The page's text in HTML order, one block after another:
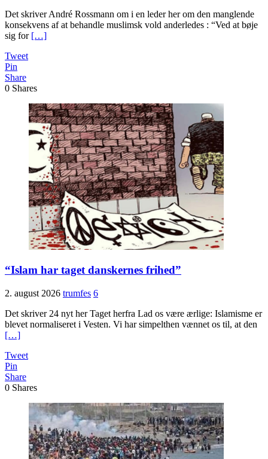
Det skriver André Rossmann om i en leder her om den manglende
konsekvens af at behandle muslimsk vold anderledes : “Ved at bøje
sig for […]
Tweet
Pin
Share
0 Shares
“Islam har taget danskernes frihed”
2. august 2026 trumfes 6
Det skriver 24 nyt her Taget herfra Lad os være ærlige: Islamisme er
blevet normaliseret i Vesten. Vi har simpelthen vænnet os til, at den
[…]
Tweet
Pin
Share
0 Shares